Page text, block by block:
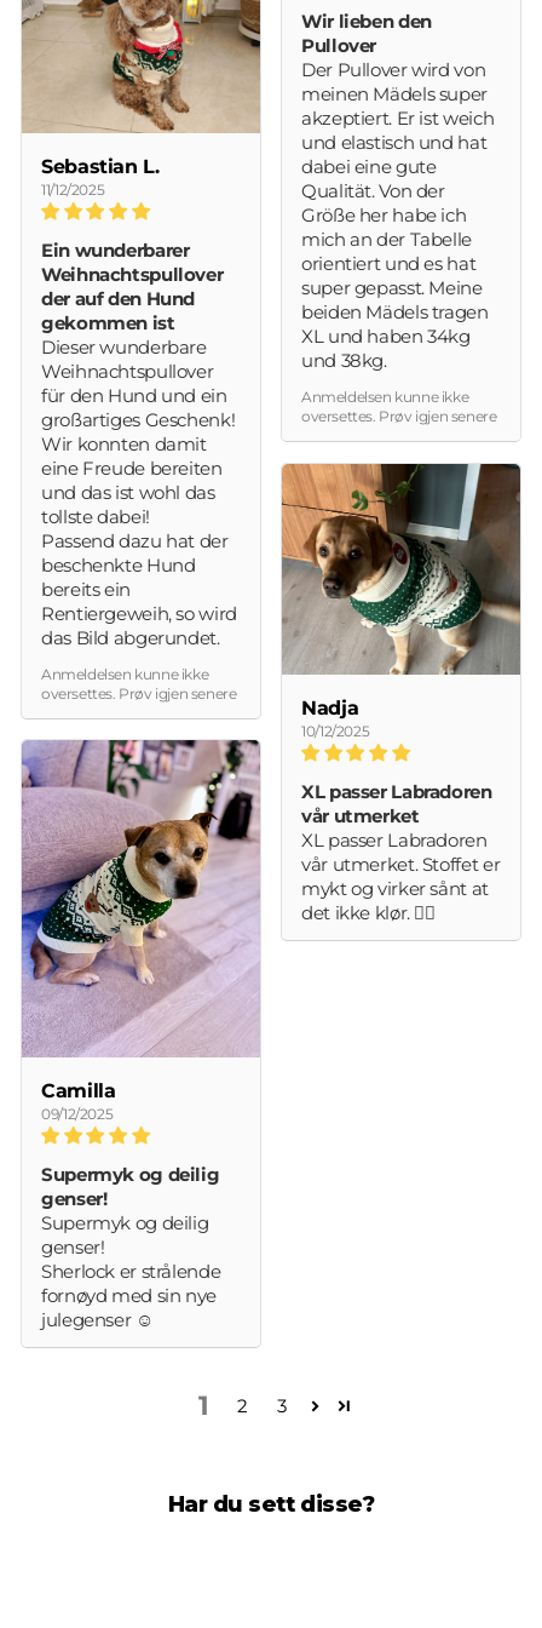
Wir lieben den
Pullover
Der Pullover wird von
meinen Mädels super
akzeptiert. Er ist weich
und elastisch und hat
dabei eine gute
Qualität. Von der
Größe her habe ich
mich an der Tabelle
orientiert und es hat
super gepasst. Meine
beiden Mädels tragen
XL und haben 34kg
und 38kg.
Anmeldelsen kunne ikke
oversettes. Prøv igjen senere
11/12/2025
Sebastian L.
Ein wunderbarer
Weihnachtspullover
der auf den Hund
gekommen ist
Dieser wunderbare
Weihnachtspullover
für den Hund und ein
großartiges Geschenk!
Wir konnten damit
eine Freude bereiten
und das ist wohl das
tollste dabei!
Passend dazu hat der
beschenkte Hund
bereits ein
Rentiergeweih, so wird
das Bild abgerundet.
Anmeldelsen kunne ikke
oversettes. Prøv igjen senere
10/12/2025
Nadja
XL passer Labradoren
vår utmerket
XL passer Labradoren
vår utmerket. Stoffet er
mykt og virker sånt at
det ikke klør. 👍🏻
09/12/2025
Camilla
Supermyk og deilig
genser!
Supermyk og deilig
genser!
Sherlock er strålende
fornøyd med sin nye
julegenser ☺️
1 2 3
Har du sett disse?